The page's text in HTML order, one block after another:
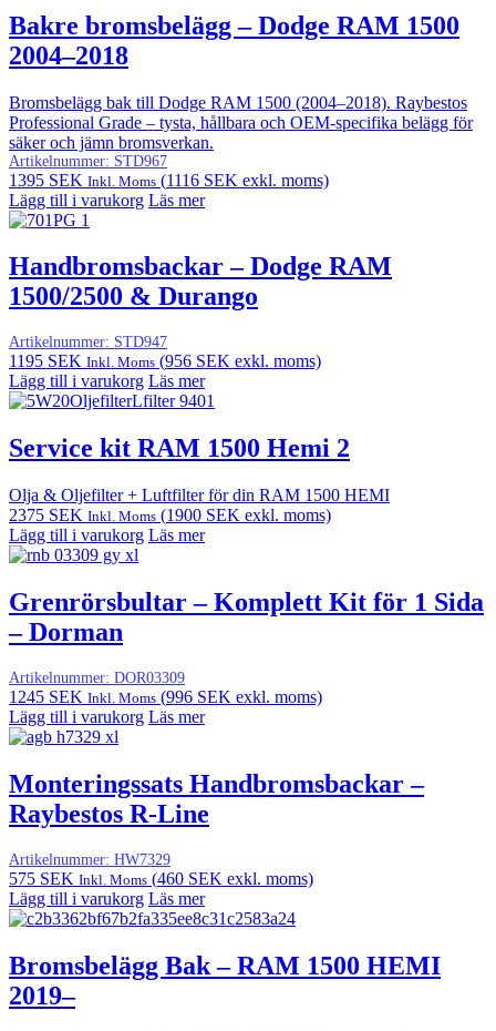
Bakre bromsbelägg – Dodge RAM 1500
2004–2018
Bromsbelägg bak till Dodge RAM 1500 (2004–2018). Raybestos
Professional Grade – tysta, hållbara och OEM-specifika belägg för
säker och jämn bromsverkan.
Artikelnummer: STD967
1395 SEK Inkl. Moms (1116 SEK exkl. moms)
Lägg till i varukorg Läs mer
Handbromsbackar – Dodge RAM
1500/2500 & Durango
Artikelnummer: STD947
1195 SEK Inkl. Moms (956 SEK exkl. moms)
Lägg till i varukorg Läs mer
Service kit RAM 1500 Hemi 2
Olja & Oljefilter + Luftfilter för din RAM 1500 HEMI
2375 SEK Inkl. Moms (1900 SEK exkl. moms)
Lägg till i varukorg Läs mer
Grenrörsbultar – Komplett Kit för 1 Sida
– Dorman
Artikelnummer: DOR03309
1245 SEK Inkl. Moms (996 SEK exkl. moms)
Lägg till i varukorg Läs mer
Monteringssats Handbromsbackar –
Raybestos R-Line
Artikelnummer: HW7329
575 SEK Inkl. Moms (460 SEK exkl. moms)
Lägg till i varukorg Läs mer
Bromsbelägg Bak – RAM 1500 HEMI
2019–